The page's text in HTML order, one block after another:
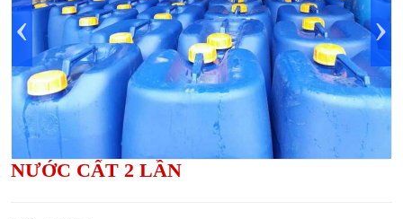
‹ ›
NƯỚC CẤT 2 LẦN